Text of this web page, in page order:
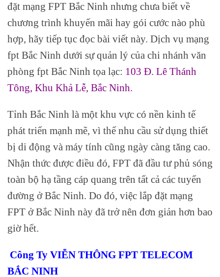
đặt mạng FPT Bắc Ninh nhưng chưa biết về
chương trình khuyến mãi hay gói cước nào phù
hợp, hãy tiếp tục đọc bài viết này. Dịch vụ mạng
fpt Bắc Ninh dưới sự quản lý của chi nhánh văn
phòng fpt Bắc Ninh tọa lạc: 103 Đ. Lê Thánh
Tông, Khu Khả Lễ, Bắc Ninh.
Tỉnh Bắc Ninh là một khu vực có nền kinh tế
phát triển mạnh mẽ, vì thế nhu cầu sử dụng thiết
bị di động và máy tính cũng ngày càng tăng cao.
Nhận thức được điều đó, FPT đã đầu tư phủ sóng
toàn bộ hạ tầng cáp quang trên tất cả các tuyến
đường ở Bắc Ninh. Do đó, việc lắp đặt mạng
FPT ở Bắc Ninh này đã trở nên đơn giản hơn bao
giờ hết.
Công Ty VIỄN THÔNG FPT TELECOM
BẮC NINH